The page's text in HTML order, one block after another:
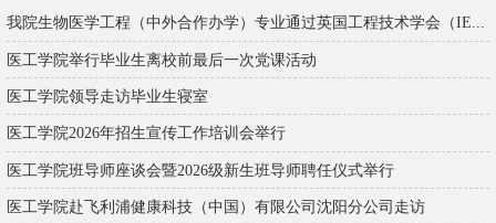
我院生物医学工程（中外合作办学）专业通过英国工程技术学会（IE...
医工学院举行毕业生离校前最后一次党课活动
医工学院领导走访毕业生寝室
医工学院2026年招生宣传工作培训会举行
医工学院班导师座谈会暨2026级新生班导师聘任仪式举行
医工学院赴飞利浦健康科技（中国）有限公司沈阳分公司走访